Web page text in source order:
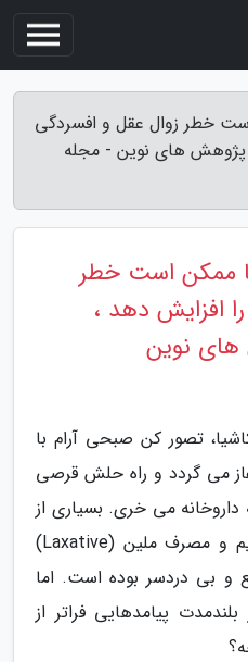
خطر زوال عقل و افسردگی
پژوهش های نوین - مجله
ممکن است خطر
افزایش دهد ،
نوین
تصور کن صبحی آرام با
می گردد و راه حلش قرصی
می خری. بسیاری از
ما یبوست را تجربه نموده ایم و مصرف ملین (Laxative)
و بی دردسر بوده است. اما
پیامدهایی فراتر از